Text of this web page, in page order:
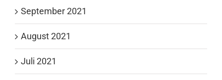
September 2021
August 2021
Juli 2021